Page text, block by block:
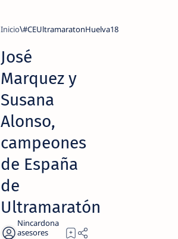
Inicio #CEUltramaratonHuelva18
José
Marquez y
Susana
Alonso,
campeones
de España
de
Ultramaratón